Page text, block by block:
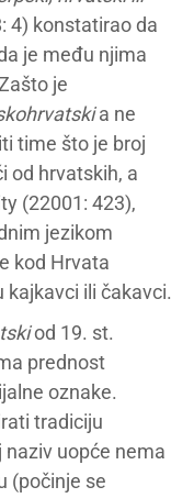
4) konstatirao da
je među njima
je
a ne
time što je broj
od hrvatskih, a
(22001: 423),
jezikom
kod Hrvata
ili čakavci.
od 19. st.
prednost
oznake.
tradiciju
naziv uopće nema
(počinje se